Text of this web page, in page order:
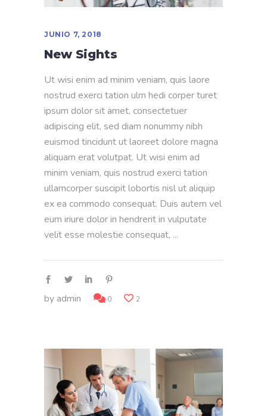
JUNIO 7, 2018
New Sights
Ut wisi enim ad minim veniam, quis laore
nostrud exerci tation ulm hedi corper turet
ipsum dolor sit amet, consectetuer
adipiscing elit, sed diam nonummy nibh
euismod tincidunt ut laoreet dolore magna
aliquam erat volutpat. Ut wisi enim ad
minim veniam, quis nostrud exerci tation
ullamcorper suscipit lobortis nisl ut aliquip
ex ea commodo consequat. Duis autem vel
eum iriure dolor in hendrerit in vulputate
velit esse molestie consequat,
byadmin 0 2